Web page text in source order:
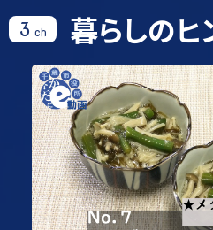
3 ch 暮らしのヒ